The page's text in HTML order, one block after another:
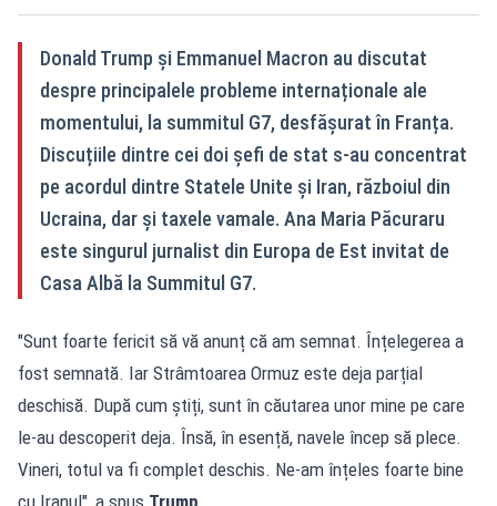
Donald Trump și Emmanuel Macron au discutat
despre principalele probleme internaționale ale
momentului, la summitul G7, desfășurat în Franța.
Discuțiile dintre cei doi șefi de stat s-au concentrat
pe acordul dintre Statele Unite și Iran, războiul din
Ucraina, dar și taxele vamale. Ana Maria Păcuraru
este singurul jurnalist din Europa de Est invitat de
Casa Albă la Summitul G7.
"Sunt foarte fericit să vă anunț că am semnat. Înțelegerea a
fost semnată. Iar Strâmtoarea Ormuz este deja parțial
deschisă. După cum știți, sunt în căutarea unor mine pe care
le-au descoperit deja. Însă, în esență, navele încep să plece.
Vineri, totul va fi complet deschis. Ne-am înțeles foarte bine
cu Iranul", a spus Trump.